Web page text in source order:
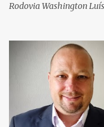
Rodovia Washington
relatos de que havia
caminhão. Equipes de
local e encontraram a
socorristas iniciaram
cardiopulmonar (RCP),
motorista não